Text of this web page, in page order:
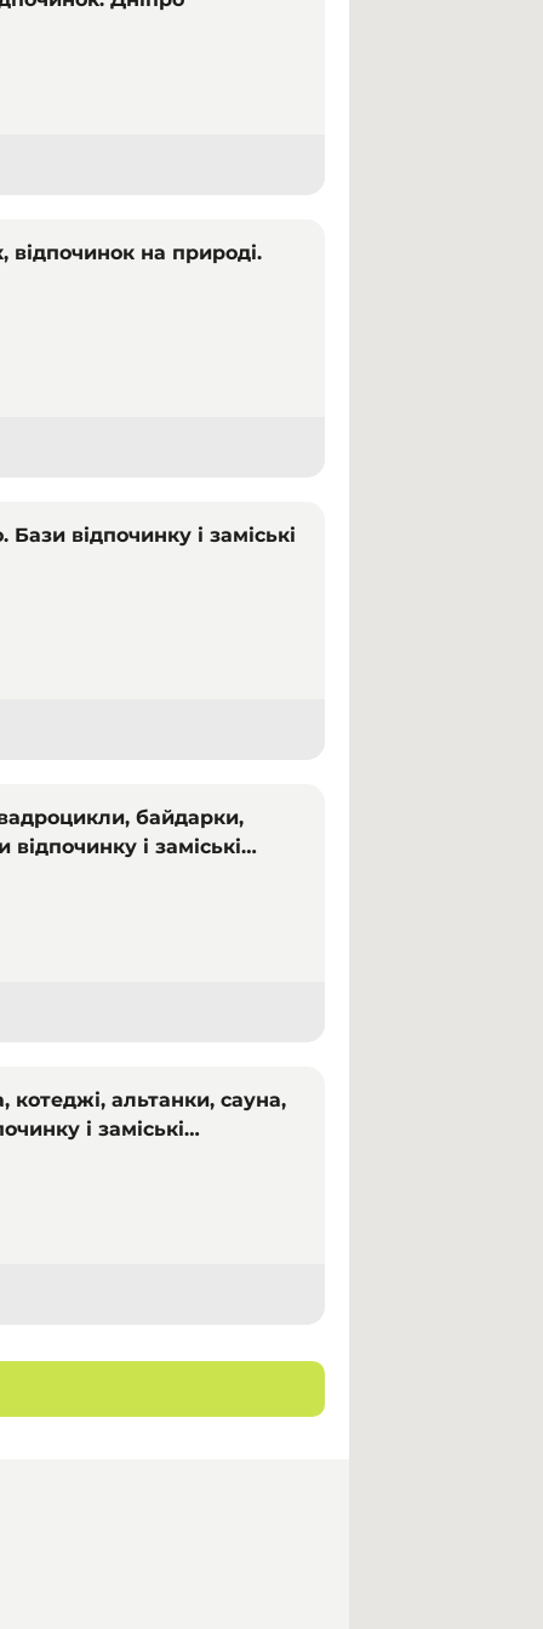
відпочинок на природі.
відпочинку і заміські
байдарки,
і заміські
котеджі, альтанки, сауна,
і заміські